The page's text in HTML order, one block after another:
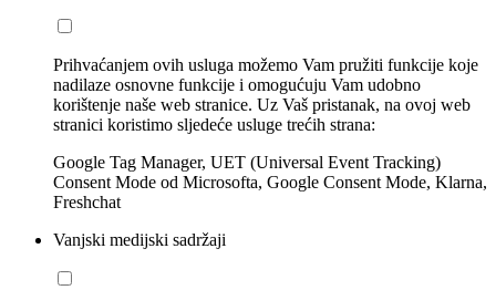
Prihvaćanjem ovih usluga možemo Vam pružiti funkcije koje
nadilaze osnovne funkcije i omogućuju Vam udobno
korištenje naše web stranice. Uz Vaš pristanak, na ovoj web
stranici koristimo sljedeće usluge trećih strana:
Google Tag Manager, UET (Universal Event Tracking)
Consent Mode od Microsofta, Google Consent Mode, Klarna,
Freshchat
Vanjski medijski sadržaji